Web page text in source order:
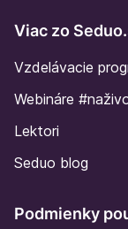
Viac zo
Vzdelávacie
Webináre
Lektori
Seduo blog
Podmienky